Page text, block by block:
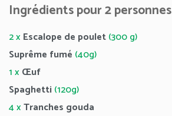
Ingrédients pour 2 personnes
2 xEscalope de poulet(300 g)
Suprême fumé (40g)
1 xŒuf
Spaghetti(120g)
4 xTranches gouda